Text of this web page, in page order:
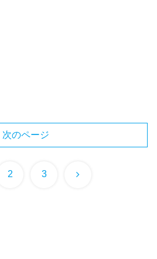
次のページ
2 3 次